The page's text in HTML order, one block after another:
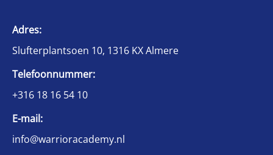
Adres:
Slufterplantsoen 10, 1316 KX Almere
Telefoonnummer:
+316 18 16 54 10
E-mail:
info@warrioracademy.nl